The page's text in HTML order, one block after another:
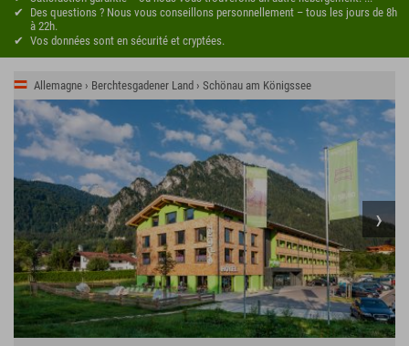
Des questions ? Nous vous conseillons personnellement – tous les jours de 8h
à 22h.
Vos données sont en sécurité et cryptées.
Allemagne › Berchtesgadener Land › Schönau am Königssee